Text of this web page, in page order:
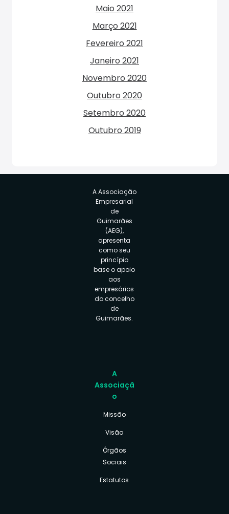
Maio 2021
Março 2021
Fevereiro 2021
Janeiro 2021
Novembro 2020
Outubro 2020
Setembro 2020
Outubro 2019
A Associação
Empresarial
de
Guimarães
(AEG),
apresenta
como seu
princípio
base o apoio
aos
empresários
do concelho
de
Guimarães.
A
Associaçã
o
Missão
Visão
Órgãos
Sociais
Estatutos